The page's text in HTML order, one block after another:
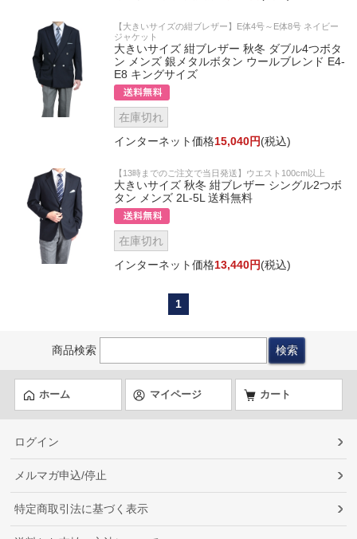
【大きいサイズの紺ブレザー】E体4号～E体8号 ネイビー
ジャケット
大きいサイズ 紺ブレザー 秋冬 ダブル4つボタ
ン メンズ 銀メタルボタン ウールブレンド E4-
E8 キングサイズ
在庫切れ
インターネット価格15,040円(税込)
【13時までのご注文で当日発送】ウエスト100cm以上
大きいサイズ 秋冬 紺ブレザー シングル2つボ
タン メンズ 2L-5L 送料無料
在庫切れ
インターネット価格13,440円(税込)
1
商品検索
ホーム マイページ カート
ログイン
メルマガ申込/停止
特定商取引法に基づく表示